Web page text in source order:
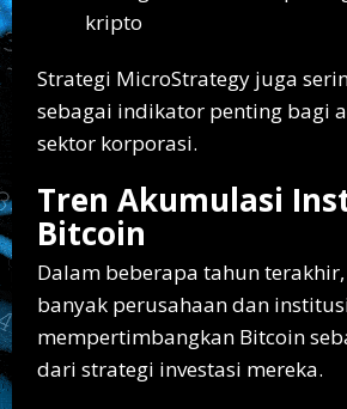
kripto
Strategi MicroStrategy juga
sebagai indikator penting bagi
sektor korporasi.
Tren Akumulasi
Bitcoin
Dalam beberapa tahun
banyak perusahaan dan
mempertimbangkan Bitcoin
dari strategi investasi mereka.